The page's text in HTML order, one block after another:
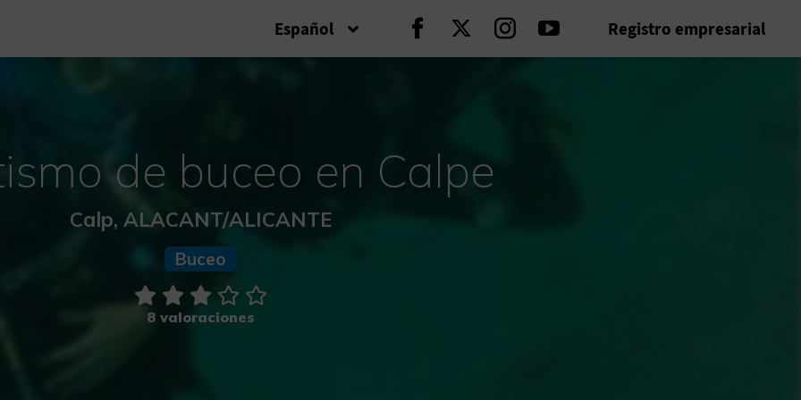
Español Seguir en Facebook
Seguir en Twitter
Seguir en Instagram
Seguir en Youtube
Registro empresarial
de buceo en Calpe
Calp, ALACANT/ALICANTE
Buceo
8 valoraciones